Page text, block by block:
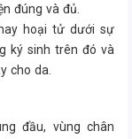
đúng và đủ.
hoại tử dưới sự
ký sinh trên đó và
cho da.
đầu, vùng chân